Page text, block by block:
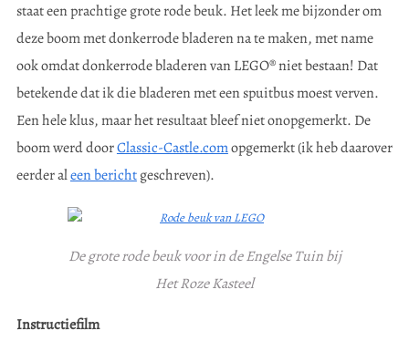
staat een prachtige grote rode beuk. Het leek me bijzonder om
deze boom met donkerrode bladeren na te maken, met name
ook omdat donkerrode bladeren van LEGO® niet bestaan! Dat
betekende dat ik die bladeren met een spuitbus moest verven.
Een hele klus, maar het resultaat bleef niet onopgemerkt. De
boom werd doorClassic-Castle.comopgemerkt (ik heb daarover
eerder aleen berichtgeschreven).
De grote rode beuk voor in de Engelse Tuin bij
Het Roze Kasteel
Instructiefilm